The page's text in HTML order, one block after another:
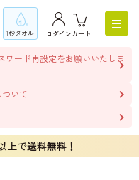
1秒タオル ログインカート
ワード再設定をお願いいたしま
いて
上で送料無料！